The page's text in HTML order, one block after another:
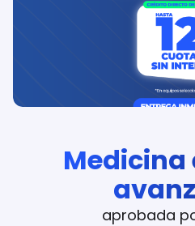
Medicina
aprobada